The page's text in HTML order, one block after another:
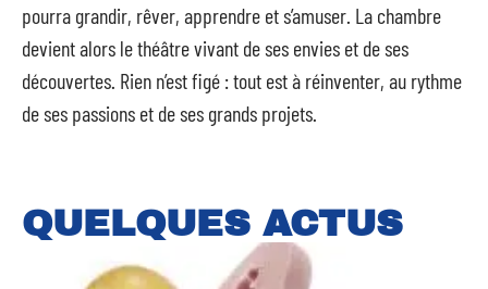
pourra grandir, rêver, apprendre et s’amuser. La chambre
devient alors le théâtre vivant de ses envies et de ses
découvertes. Rien n’est figé : tout est à réinventer, au rythme
de ses passions et de ses grands projets.
QUELQUES ACTUS